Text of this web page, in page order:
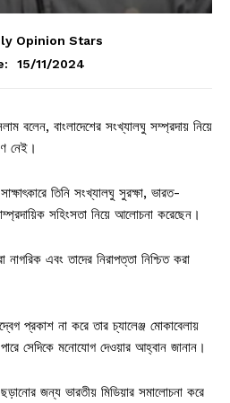
Opinion Stars
15/11/2024
বলেন, বাংলাদেশের সংখ্যালঘু সম্প্রদায় নিয়ে
নেই।
তিনি সংখ্যালঘু সুরক্ষা, ভারত-
সহিংসতা নিয়ে আলোচনা করেছেন।
নাগরিক এবং তাদের নিরাপত্তা নিশ্চিত করা
প্রকাশ না করে তার চ্যালেঞ্জ মোকাবেলায়
সেদিকে মনোযোগ দেওয়ার আহ্বান জানান।
জন্য ভারতীয় মিডিয়ার সমালোচনা করে